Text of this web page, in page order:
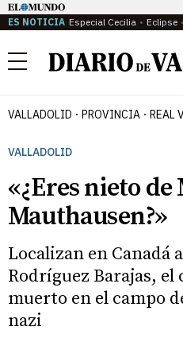
ES NOTICIA Especial Cecilia Eclipse
Menú
VALLADOLID PROVINCIA REAL
VALLADOLID
«¿Eres nieto de
Mauthausen?»
Localizan en Canadá
Rodríguez Barajas,
muerto en el campo
nazi